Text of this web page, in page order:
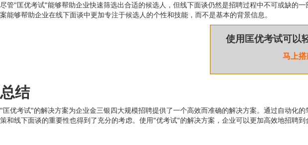
尽管"匡优考试"能够帮助企业快速筛选出合适的候选人，但线下面谈仍然是招聘过程中不可或缺的
案能够帮助企业在线下面谈中更加专注于候选人的个性和技能，而不是基本的背景信息。
使用匡优考试可以
马上
总结
"匡优考试"的解决方案为企业金三银四大规模招聘提供了一个高效而准确的解决方案。通过自动化
策和线下面谈的重要性也得到了充分的考虑。使用"优考试"的解决方案，企业可以更加高效地招聘到